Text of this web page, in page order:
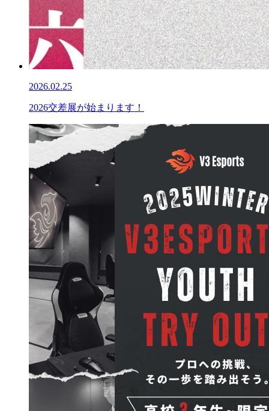
2026.02.25
2026交差展が始まります！